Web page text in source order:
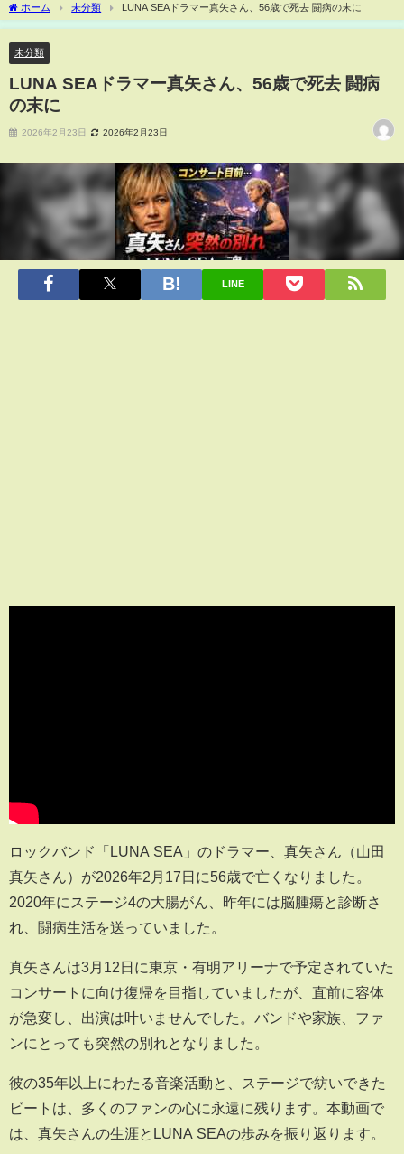
ホーム 未分類 LUNA SEAドラマー真矢さん、56歳で死去 闘病の末に
未分類
LUNA SEAドラマー真矢さん、56歳で死去 闘病
の末に
2026年2月23日 2026年2月23日
LINE
ロックバンド「LUNA SEA」のドラマー、真矢さん（山田
真矢さん）が2026年2月17日に56歳で亡くなりました。
2020年にステージ4の大腸がん、昨年には脳腫瘍と診断さ
れ、闘病生活を送っていました。
真矢さんは3月12日に東京・有明アリーナで予定されていた
コンサートに向け復帰を目指していましたが、直前に容体
が急変し、出演は叶いませんでした。バンドや家族、ファ
ンにとっても突然の別れとなりました。
彼の35年以上にわたる音楽活動と、ステージで紡いできた
ビートは、多くのファンの心に永遠に残ります。本動画で
は、真矢さんの生涯とLUNA SEAの歩みを振り返ります。